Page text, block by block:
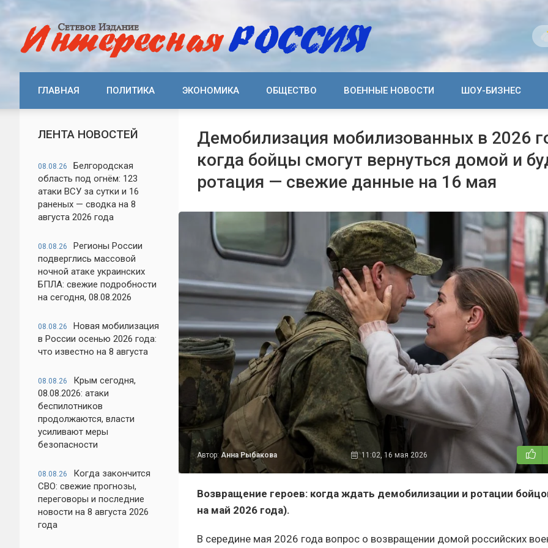
ГЛАВНАЯ ПОЛИТИКА ЭКОНОМИКА ОБЩЕСТВО ВОЕННЫЕ НОВОСТИ ШОУ-БИЗНЕС
ЛЕНТА НОВОСТЕЙ
08.08.26
Белгородская
область под огнём: 123
атаки ВСУ за сутки и 16
раненых — сводка на 8
августа 2026 года
08.08.26
Регионы России
подверглись массовой
ночной атаке украинских
БПЛА: свежие подробности
на сегодня, 08.08.2026
08.08.26
Новая мобилизация
в России осенью 2026 года:
что известно на 8 августа
08.08.26
Крым сегодня,
08.08.2026: атаки
беспилотников
продолжаются, власти
усиливают меры
безопасности
08.08.26
Когда закончится
СВО: свежие прогнозы,
переговоры и последние
новости на 8 августа 2026
года
Демобилизация мобилизованных в 2026
когда бойцы смогут вернуться домой и
ротация — свежие данные на 16 мая
Автор: Анна Рыбакова 11:02, 16 мая 2026
Возвращение героев: когда ждать демобилизации и ротации
на май 2026 года).
В середине мая 2026 года вопрос о возвращении домой российских